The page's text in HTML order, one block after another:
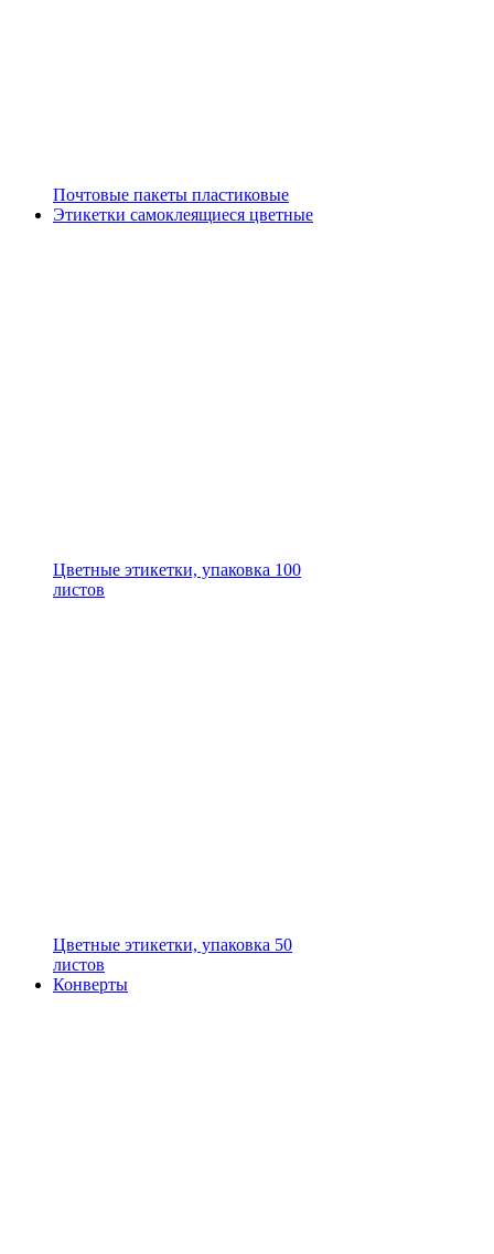
Почтовые пакеты пластиковые
Этикетки самоклеящиеся цветные
Цветные этикетки, упаковка 100
листов
Цветные этикетки, упаковка 50
листов
Конверты